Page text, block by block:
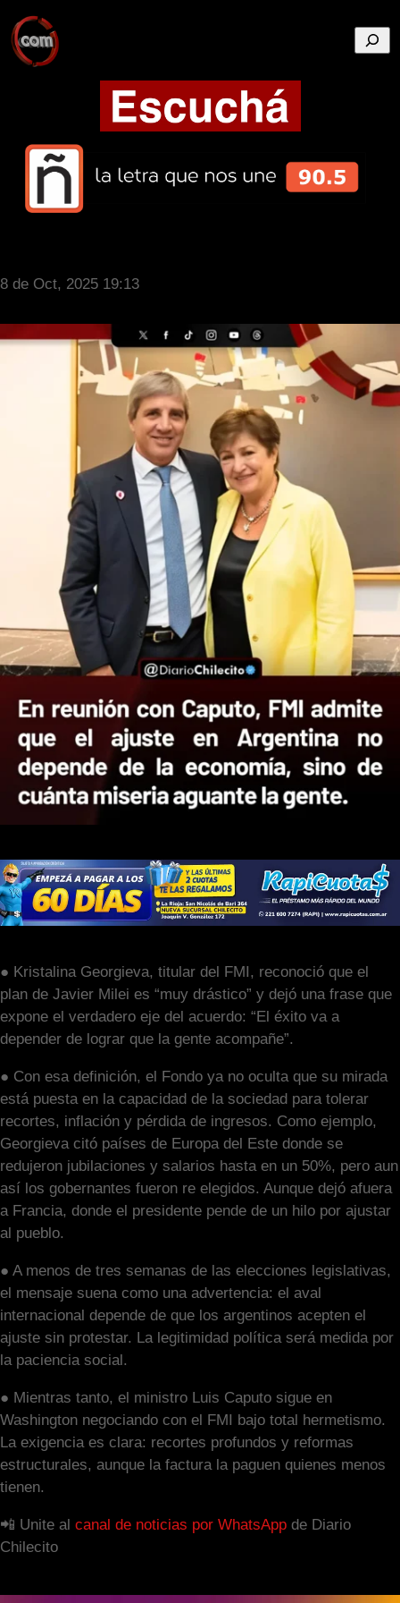
8 de Oct, 2025 19:13
● Kristalina Georgieva, titular del FMI, reconoció que el
plan de Javier Milei es “muy drástico” y dejó una frase que
expone el verdadero eje del acuerdo: “El éxito va a
depender de lograr que la gente acompañe”.
● Con esa definición, el Fondo ya no oculta que su mirada
está puesta en la capacidad de la sociedad para tolerar
recortes, inflación y pérdida de ingresos. Como ejemplo,
Georgieva citó países de Europa del Este donde se
redujeron jubilaciones y salarios hasta en un 50%, pero aun
así los gobernantes fueron re elegidos. Aunque dejó afuera
a Francia, donde el presidente pende de un hilo por ajustar
al pueblo.
● A menos de tres semanas de las elecciones legislativas,
el mensaje suena como una advertencia: el aval
internacional depende de que los argentinos acepten el
ajuste sin protestar. La legitimidad política será medida por
la paciencia social.
● Mientras tanto, el ministro Luis Caputo sigue en
Washington negociando con el FMI bajo total hermetismo.
La exigencia es clara: recortes profundos y reformas
estructurales, aunque la factura la paguen quienes menos
tienen.
📲 Unite al canal de noticias por WhatsApp de Diario
Chilecito